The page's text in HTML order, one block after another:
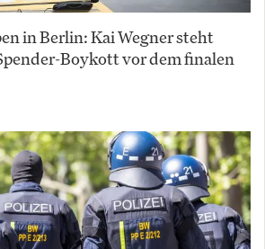
in Berlin: Kai Wegner steht
Boykott vor dem finalen